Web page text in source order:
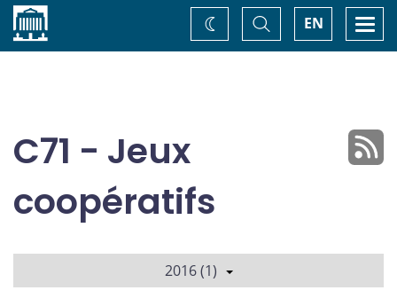
Accueil EN
Basculer
la
recherche
Changez
de
C71 - Jeux
coopératifs
2016 (1)